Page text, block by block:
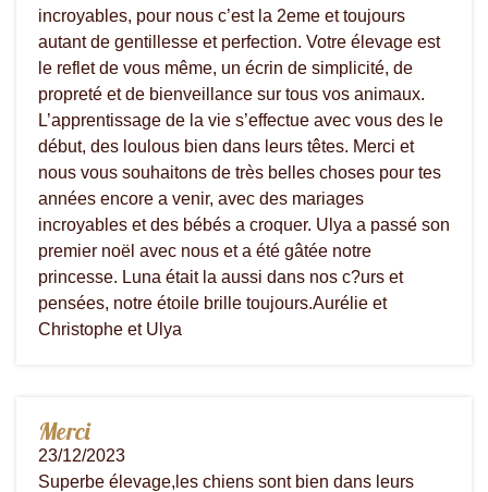
incroyables, pour nous c’est la 2eme et toujours
autant de gentillesse et perfection. Votre élevage est
le reflet de vous même, un écrin de simplicité, de
propreté et de bienveillance sur tous vos animaux.
L’apprentissage de la vie s’effectue avec vous des le
début, des loulous bien dans leurs têtes. Merci et
nous vous souhaitons de très belles choses pour tes
années encore a venir, avec des mariages
incroyables et des bébés a croquer. Ulya a passé son
premier noël avec nous et a été gâtée notre
princesse. Luna était la aussi dans nos c?urs et
pensées, notre étoile brille toujours.Aurélie et
Christophe et Ulya
Merci
23/12/2023
Superbe élevage,les chiens sont bien dans leurs